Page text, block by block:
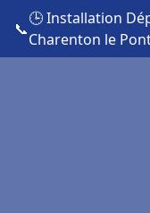
📞
🕒 Installation
Charenton le